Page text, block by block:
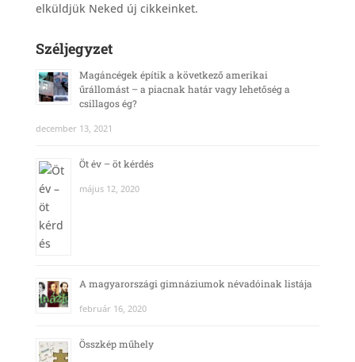
elküldjük Neked új cikkeinket.
Széljegyzet
Magáncégek építik a következő amerikai
űrállomást – a piacnak határ vagy lehetőség a
csillagos ég?
december 13, 2021
Öt év – öt kérdés
május 12, 2020
A magyarországi gimnáziumok névadóinak listája
február 16, 2020
Összkép műhely